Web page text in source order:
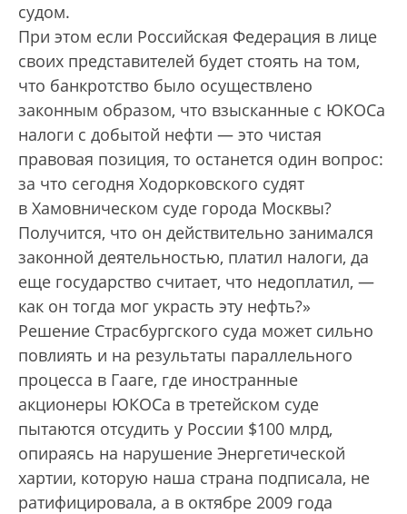
судом.
При этом если Российская Федерация в лице
своих представителей будет стоять на том,
что банкротство было осуществлено
законным образом, что взысканные с ЮКОСа
налоги с добытой нефти — это чистая
правовая позиция, то останется один вопрос:
за что сегодня Ходорковского судят
в Хамовническом суде города Москвы?
Получится, что он действительно занимался
законной деятельностью, платил налоги, да
еще государство считает, что недоплатил, —
как он тогда мог украсть эту нефть?»
Решение Страсбургского суда может сильно
повлиять и на результаты параллельного
процесса в Гааге, где иностранные
акционеры ЮКОСа в третейском суде
пытаются отсудить у России $100 млрд,
опираясь на нарушение Энергетической
хартии, которую наша страна подписала, не
ратифицировала, а в октябре 2009 года